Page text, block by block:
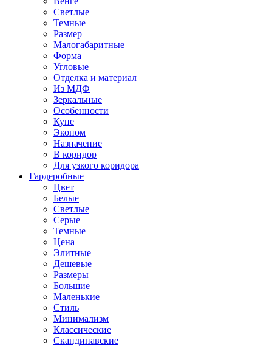
Светлые
Темные
Размер
Малогабаритные
Форма
Угловые
Отделка и материал
Из МДФ
Зеркальные
Особенности
Купе
Эконом
Назначение
В коридор
Для узкого коридора
Гардеробные
Цвет
Белые
Светлые
Серые
Темные
Цена
Элитные
Дешевые
Размеры
Большие
Маленькие
Стиль
Минимализм
Классические
Скандинавские